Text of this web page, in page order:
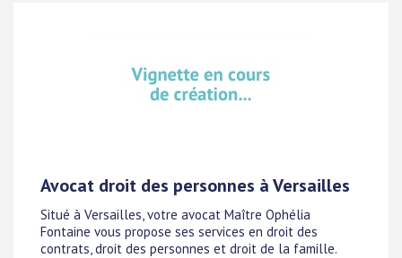
Avocat droit des personnes à Versailles
Situé à Versailles, votre avocat Maître Ophélia
Fontaine vous propose ses services en droit des
contrats, droit des personnes et droit de la famille.